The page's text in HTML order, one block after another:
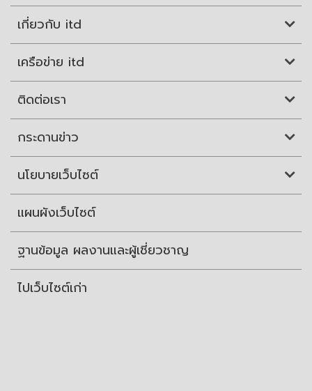
เกี่ยวกับ itd
เครือข่าย itd
ติดต่อเรา
กระดานข่าว
นโยบายเว็บไซต์
แผนผังเว็บไซต์
ฐานข้อมูล ผลงานและผู้เชี่ยวชาญ
ไปเว็บไซต์เก่า